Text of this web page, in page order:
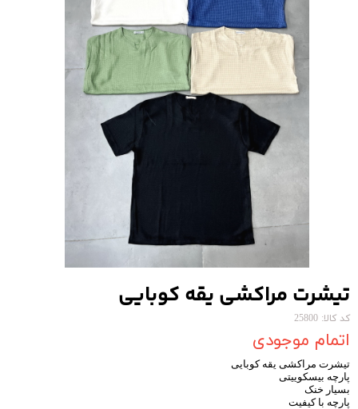
تیشرت مراکشی یقه کوبایی
کد کالا: 25800
اتمام موجودی
تیشرت مراکشی یقه کوبایی
پارچه بیسکوییتی
بسیار خنک
پارچه با کیفیت